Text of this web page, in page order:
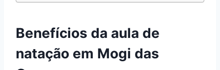
Benefícios da aula de
natação em Mogi das